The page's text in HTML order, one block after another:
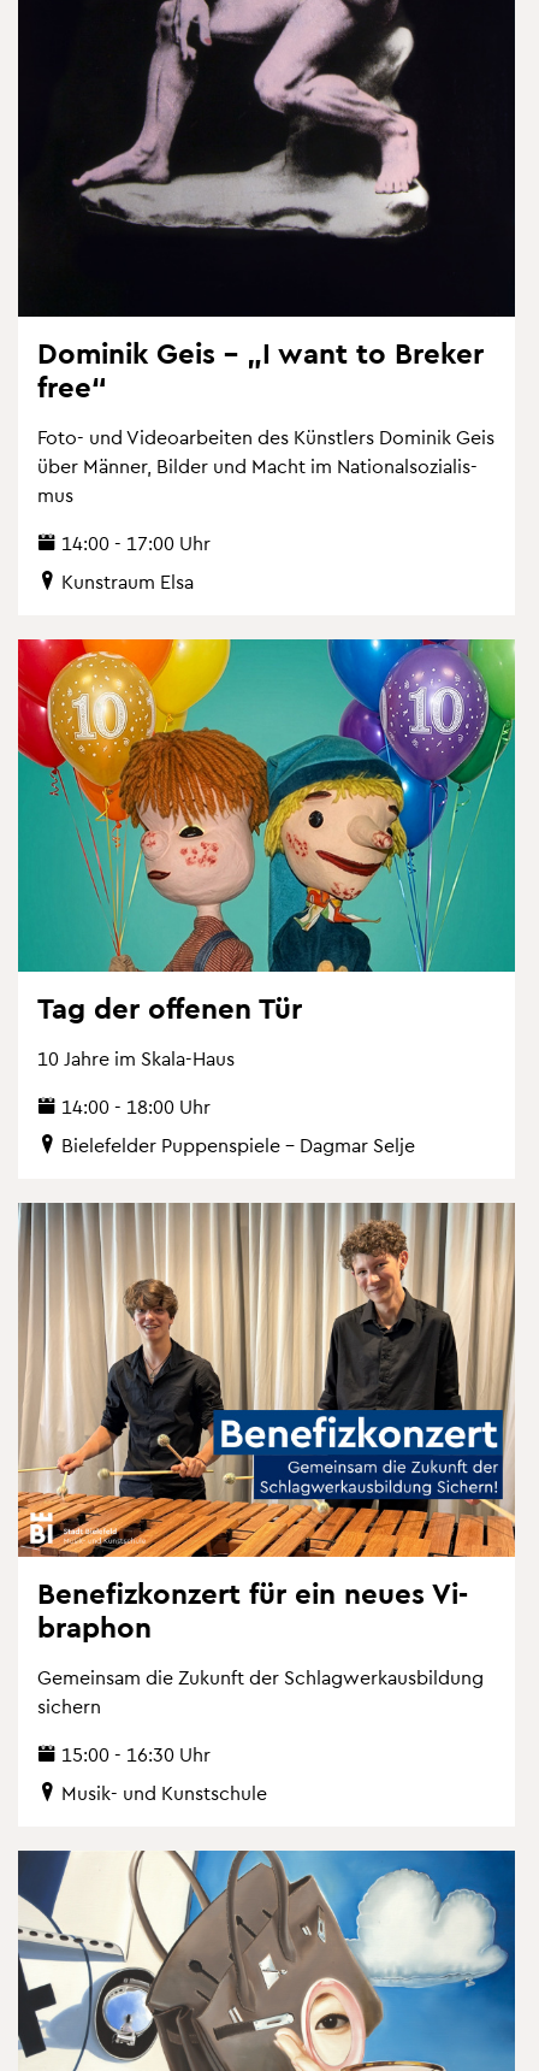
Do­mi­nik Geis – „I want to Bre­ker
free“
Foto- und Vi­deo­ar­bei­ten des Künst­lers Do­mi­nik Geis
über Män­ner, Bil­der und Macht im Na­tio­nal­so­zia­lis­
mus
14:00 - 17:00 Uhr
Kunst­raum Elsa
Tag der of­fe­nen Tür
10 Jahre im Skala-Haus
14:00 - 18:00 Uhr
Bie­le­fel­der Pup­pen­spie­le – Dag­mar Selje
Be­ne­fiz­kon­zert für ein neues Vi­
bra­phon
Ge­mein­sam die Zu­kunft der Schlag­werk­aus­bil­dung
si­chern
15:00 - 16:30 Uhr
Musik- und Kunst­schu­le